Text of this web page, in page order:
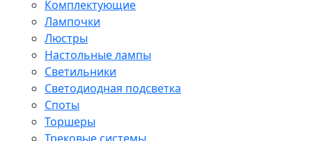
Комплектующие
Лампочки
Люстры
Настольные лампы
Светильники
Светодиодная подсветка
Споты
Торшеры